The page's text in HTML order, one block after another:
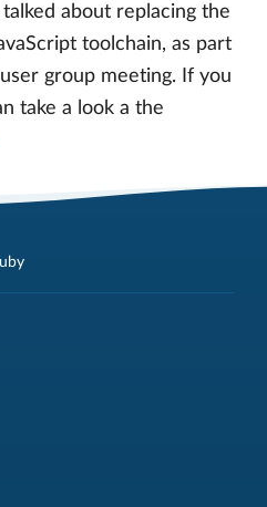
about replacing the
toolchain, as part
group meeting. If you
take a look a the